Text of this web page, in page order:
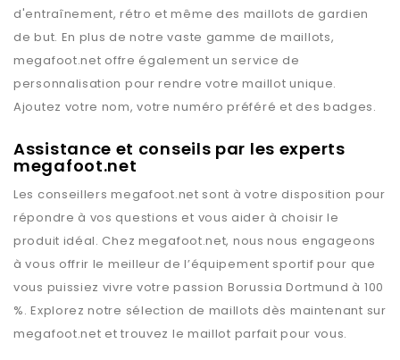
d'entraînement, rétro et même des maillots de gardien
de but. En plus de notre vaste gamme de maillots,
megafoot.net offre également un service de
personnalisation pour rendre votre maillot unique.
Ajoutez votre nom, votre numéro préféré et des badges.
Assistance et conseils par les experts
megafoot.net
Les conseillersmegafoot.net sont à votre disposition pour
répondre à vos questions et vous aider à choisir le
produit idéal. Chez megafoot.net, nous nous engageons
à vous offrir le meilleur de l’équipement sportif pour que
vous puissiez vivre votre passion Borussia Dortmund à 100
%. Explorez notre sélection de maillots dès maintenant sur
megafoot.net et trouvez le maillot parfait pour vous.